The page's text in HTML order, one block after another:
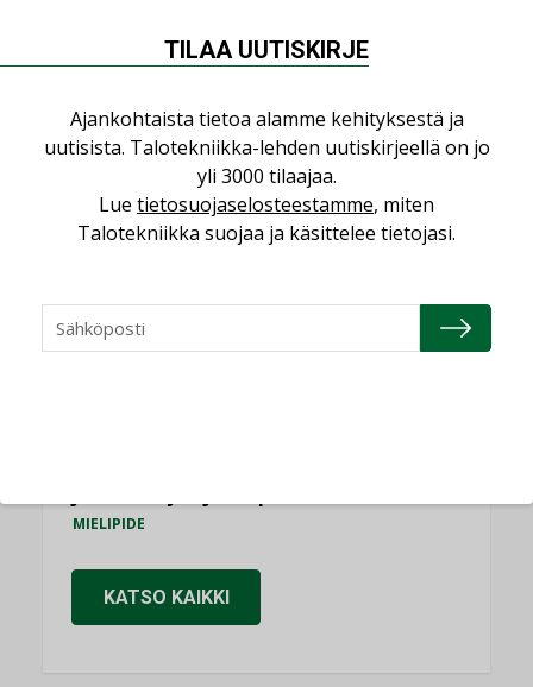
KOLUMNI
Sähköistäminen säästää euroja
KOLUMNI
MIELIPIDE
KATSO KAIKKI
TILAA UUTISKIRJE
Ajankohtaista tietoa alamme kehityksestä ja
uutisista. Talotekniikka-lehden uutiskirjeellä on jo
yli 3000 tilaajaa.
Lue tietosuojaselosteestamme, miten
Talotekniikka suojaa ja käsittelee tietojasi.